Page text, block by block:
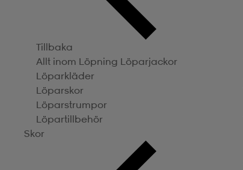
Tillbaka
Allt inom Löpning Löparjackor
Löparkläder
Löparskor
Löparstrumpor
Löpartillbehör
Skor